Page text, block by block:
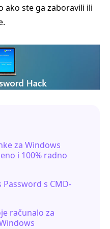
ako ste ga zaboravili ili
za Windows
i 100% radno
Password s CMD-
računalo za